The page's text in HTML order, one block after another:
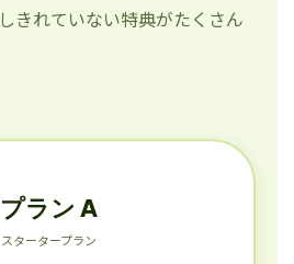
きれていない特典がたくさん
プラン A
スタータープラン